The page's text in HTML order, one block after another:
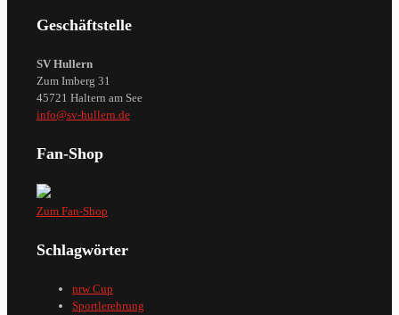
Geschäftstelle
SV Hullern
Zum Imberg 31
45721 Haltern am See
info@sv-hullern.de
Fan-Shop
Zum Fan-Shop
Schlagwörter
nrw Cup
Sportlerehrung